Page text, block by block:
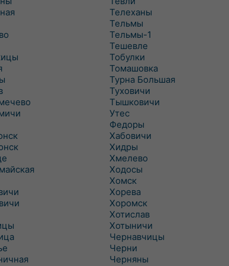
Телеханы
Тельмы
Тельмы-1
Тешевле
Тобулки
Томашовка
Турна Большая
Туховичи
Тышковичи
Утес
Федоры
Хабовичи
Хидры
Хмелево
Ходосы
Хомск
Хорева
Хоромск
Хотислав
Хотыничи
Чернавчицы
Черни
Черняны